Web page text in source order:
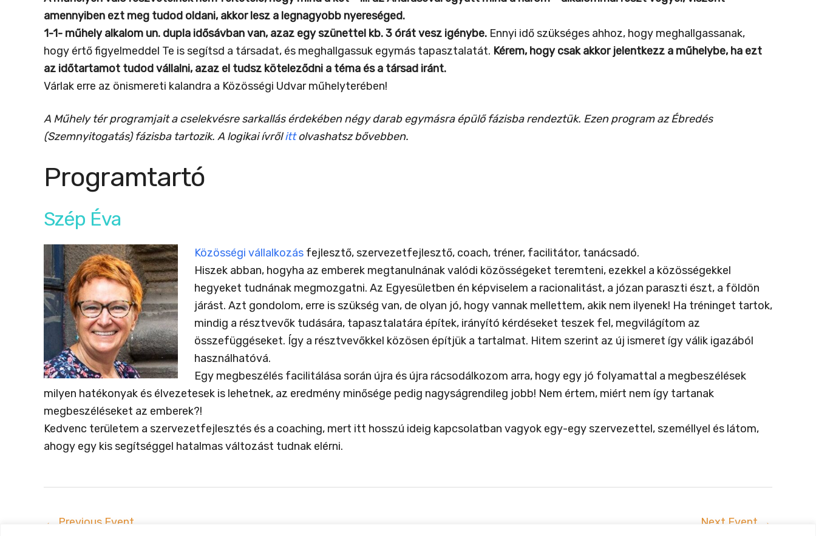
amennyiben ezt meg tudod oldani, akkor lesz a legnagyobb nyereséged.
1-1- műhely alkalom un. dupla idősávban van, azaz egy szünettel kb. 3 órát vesz igénybe. Ennyi idő szükséges ahhoz, hogy meghallgassanak,
hogy értő figyelmeddel Te is segítsd a társadat, és meghallgassuk egymás tapasztalatát. Kérem, hogy csak akkor jelentkezz a műhelybe, ha ezt
az időtartamot tudod vállalni, azaz el tudsz köteleződni a téma és a társad iránt.
Várlak erre az önismereti kalandra a Közösségi Udvar műhelyterében!
A Műhely tér programjait a cselekvésre sarkallás érdekében négy darab egymásra épülő fázisba rendeztük. Ezen program az Ébredés
(Szemnyitogatás) fázisba tartozik. A logikai ívrőlittolvashatsz bővebben.
Programtartó
Szép Éva
Közösségi vállalkozás fejlesztő, szervezetfejlesztő, coach, tréner, facilitátor, tanácsadó.
Hiszek abban, hogyha az emberek megtanulnának valódi közösségeket teremteni, ezekkel a közösségekkel
hegyeket tudnának megmozgatni. Az Egyesületben én képviselem a racionalitást, a józan paraszti észt, a földön
járást. Azt gondolom, erre is szükség van, de olyan jó, hogy vannak mellettem, akik nem ilyenek! Ha tréninget tartok,
mindig a résztvevők tudására, tapasztalatára építek, irányító kérdéseket teszek fel, megvilágítom az
összefüggéseket. Így a résztvevőkkel közösen építjük a tartalmat. Hitem szerint az új ismeret így válik igazából
használhatóvá.
Egy megbeszélés facilitálása során újra és újra rácsodálkozom arra, hogy egy jó folyamattal a megbeszélések
milyen hatékonyak és élvezetesek is lehetnek, az eredmény minősége pedig nagyságrendileg jobb! Nem értem, miért nem így tartanak
megbeszéléseket az emberek?!
Kedvenc területem a szervezetfejlesztés és a coaching, mert itt hosszú ideig kapcsolatban vagyok egy-egy szervezettel, személlyel és látom,
ahogy egy kis segítséggel hatalmas változást tudnak elérni.
← Previous Event Next Event →